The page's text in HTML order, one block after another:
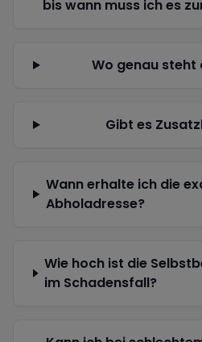
bis wann muss ich es
Wo genau steht
Gibt es
Wann erhalte ich die
Abholadresse?
Wie hoch ist die
im Schadensfall?